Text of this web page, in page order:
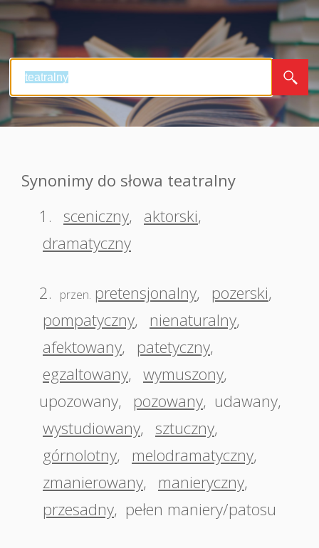
Synonimy do słowa teatralny
1.
sceniczny, aktorski,
dramatyczny
2. przen. pretensjonalny, pozerski,
pompatyczny, nienaturalny,
afektowany, patetyczny,
egzaltowany, wymuszony,
upozowany, pozowany, udawany,
wystudiowany, sztuczny,
górnolotny, melodramatyczny,
zmanierowany, manieryczny,
przesadny, pełen maniery/patosu